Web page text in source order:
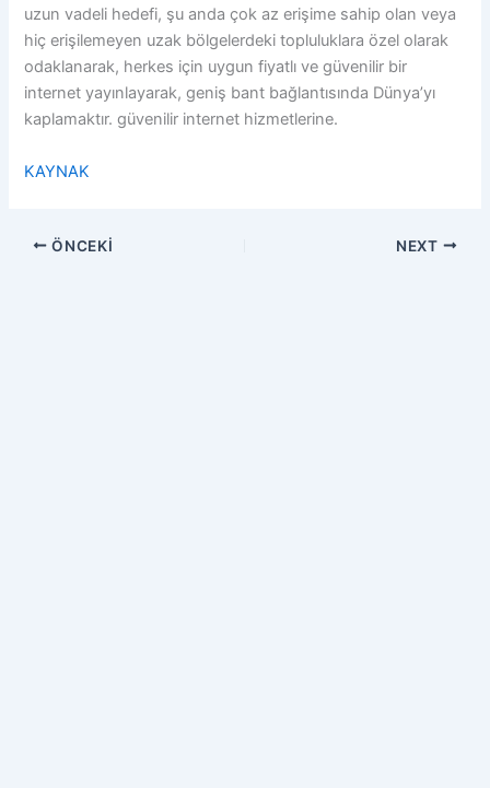
uzun vadeli hedefi, şu anda çok az erişime sahip olan veya
hiç erişilemeyen uzak bölgelerdeki topluluklara özel olarak
odaklanarak, herkes için uygun fiyatlı ve güvenilir bir
internet yayınlayarak, geniş bant bağlantısında Dünya’yı
kaplamaktır. güvenilir internet hizmetlerine.
KAYNAK
ÖNCEKI NEXT